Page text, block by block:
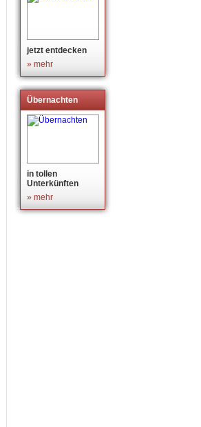
jetzt entdecken
» mehr
Übernachten
in tollen
Unterkünften
» mehr